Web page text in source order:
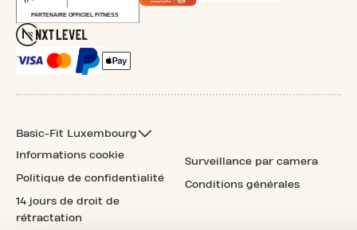
Basic-Fit Luxembourg
Informations cookie
Politique de confidentialité
14 jours de droit de
rétractation
Surveillance par camera
Conditions générales